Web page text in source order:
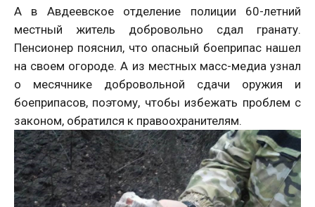
А в Авдеевское отделение полиции 60-летний
местный житель добровольно сдал гранату.
Пенсионер пояснил, что опасный боеприпас нашел
на своем огороде. А из местных масс-медиа узнал
о месячнике добровольной сдачи оружия и
боеприпасов, поэтому, чтобы избежать проблем с
законом, обратился к правоохранителям.